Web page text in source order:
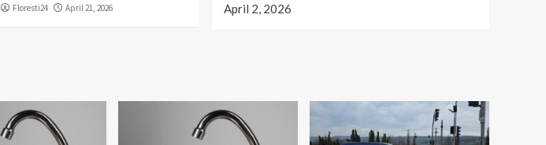
Floresti24 April 21, 2026 April 2, 2026